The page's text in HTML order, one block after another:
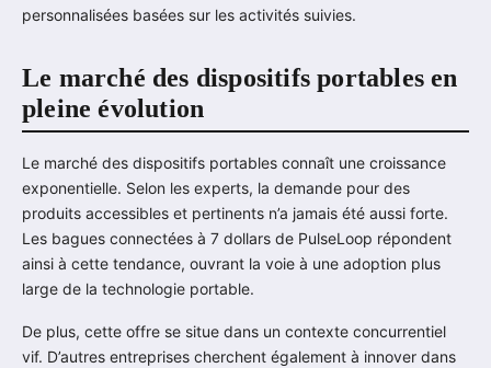
personnalisées basées sur les activités suivies.
Le marché des dispositifs portables en
pleine évolution
Le marché des dispositifs portables connaît une croissance
exponentielle. Selon les experts, la demande pour des
produits accessibles et pertinents n’a jamais été aussi forte.
Les bagues connectées à 7 dollars de PulseLoop répondent
ainsi à cette tendance, ouvrant la voie à une adoption plus
large de la technologie portable.
De plus, cette offre se situe dans un contexte concurrentiel
vif. D’autres entreprises cherchent également à innover dans